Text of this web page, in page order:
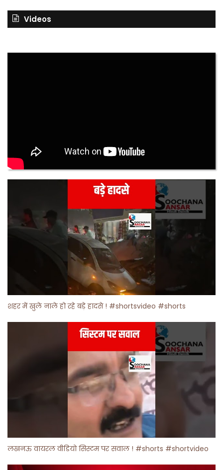
Videos
शहर में खुले नाले हो रहे बड़े हादसे ! #shortsvideo #shorts
लखनऊ वायरल वीडियो सिस्टम पर सवाल ! #shorts #shortvideo